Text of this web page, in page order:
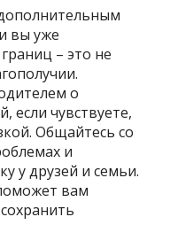
вы уже
– это не
о
если чувствуете,
Общайтесь со
и
у друзей и семьи.
вам